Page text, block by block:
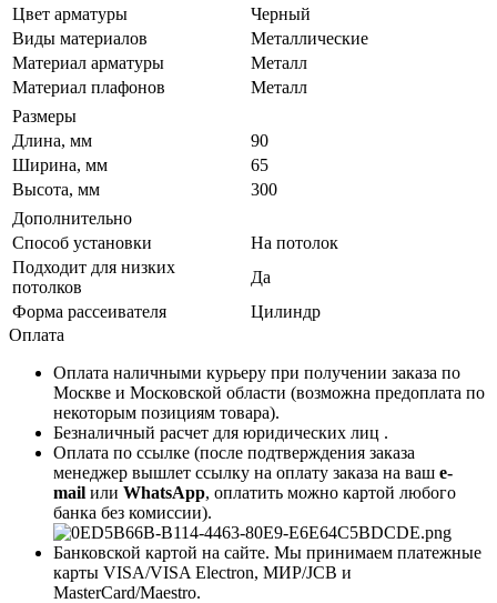
Цвет арматуры
Черный
Виды материалов
Металлические
Материал арматуры
Металл
Материал плафонов
Металл
Размеры
Длина, мм
90
Ширина, мм
65
Высота, мм
300
Дополнительно
Способ установки
На потолок
Подходит для низких
потолков
Да
Форма рассеивателя
Цилиндр
Оплата
Оплата наличными курьеру при получении заказа по
Москве и Московской области (возможна предоплата по
некоторым позициям товара).
Безналичный расчет для юридических лиц .
Оплата по ссылке (после подтверждения заказа
менеджер вышлет ссылку на оплату заказа на ваш e-
mail или WhatsApp, оплатить можно картой любого
банка без комиссии).
Банковской картой на сайте. Мы принимаем платежные
карты VISA/VISA Electron, МИР/JCB и
MasterCard/Maestro.